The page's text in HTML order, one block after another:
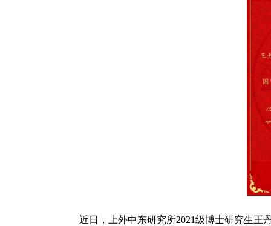
近日，上外中东研究所2021级博士研究生王